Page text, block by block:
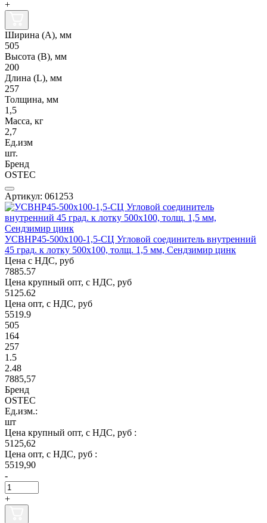
+
Ширина (А), мм
505
Высота (В), мм
200
Длина (L), мм
257
Толщина, мм
1,5
Масса, кг
2,7
Ед.изм
шт.
Бренд
OSTEC
Артикул: 061253
УСВНР45-500х100-1,5-СЦ Угловой соединитель внутренний
45 град. к лотку 500х100, толщ. 1,5 мм, Сендзимир цинк
Цена с НДС, руб
7885.57
Цена крупный опт, с НДС, руб
5125.62
Цена опт, с НДС, руб
5519.9
505
164
257
1.5
2.48
7885,57
Бренд
OSTEC
Ед.изм.:
шт
Цена крупный опт, с НДС, руб :
5125,62
Цена опт, с НДС, руб :
5519,90
-
+